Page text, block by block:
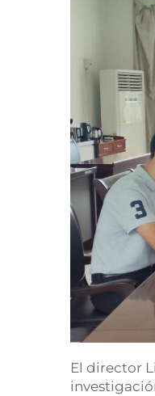
El director